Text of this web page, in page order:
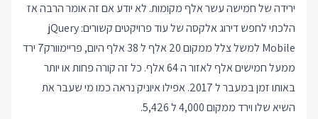
ירידה של חמישה עשר אלף מקומות. לא יודע אם זה אומר הרבה אז
הלכתי לחפש דירוג אלקסה של עוד פרויקטים קשורים: jQuery
Mobile למשל צלל ממקום 20 אלף ל 38 אלף היום, פריימוורק7 ירד
ממעל חמישים אלף לאזור ה 64 אלף. כל זה קורה פחות או יותר
באותו זמן במעבר ל 2017. אפילו איוניק נראה כמו מי שעבר את
השיא שלו וירד ממקום 4,000 ל 5,426.